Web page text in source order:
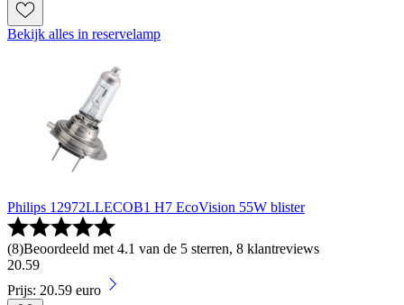
Bekijk alles in reservelamp
Philips 12972LLECOB1 H7 EcoVision 55W blister
(8)Beoordeeld met 4.1 van de 5 sterren, 8 klantreviews
20.59
Prijs: 20.59 euro